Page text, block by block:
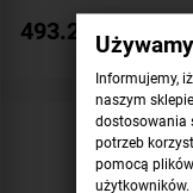
Współpraca:POLON 3000
Montaż: wewnątrz budynku
Kolor obudowy:
czerwony
Kolor światła:czerwony
CNBOP-PIB
493.23zł
Informujemy,
naszym
dostosowania
potrzeb
pomocą